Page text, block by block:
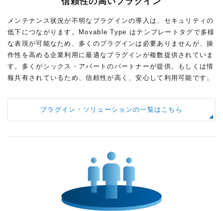
メンテナンス状況が不明なプラグインの導入は、セキュリティの
低下につながります。Movable Type はテンプレートタグで多様
な表現が可能なため、多くのプラグインは必要ありませんが、操
作性を高める企業利用に最適なプラグインが複数提供されていま
す。多くがシックス・アパートのパートナーが提供、もしくは情
報共有されているため、信頼性が高く、安心して利用可能です。
プラグイン・ソリューションの一覧はこちら